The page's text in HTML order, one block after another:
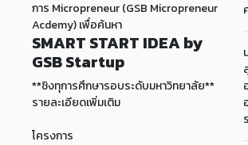
การ Micropreneur (GSB Micropreneur
Acdemy) เพื่อค้นหา
SMART START IDEA by
GSB Startup
**ชิงทุการศึกษารอบระดับมหาวิทยาลัย**
รายละเอียดเพิ่มเติม
โครงการ